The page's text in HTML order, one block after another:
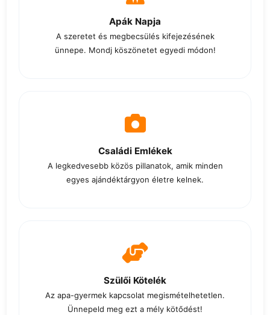
Apák Napja
A szeretet és megbecsülés kifejezésének
ünnepe. Mondj köszönetet egyedi módon!
Családi Emlékek
A legkedvesebb közös pillanatok, amik minden
egyes ajándéktárgyon életre kelnek.
Szülői Kötelék
Az apa-gyermek kapcsolat megismételhetetlen.
Ünnepeld meg ezt a mély kötődést!